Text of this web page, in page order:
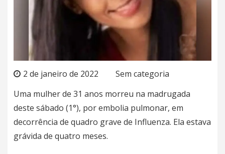
2 de janeiro de 2022
Sem categoria
Uma mulher de 31 anos morreu na madrugada
deste sábado (1°), por embolia pulmonar, em
decorrência de quadro grave de Influenza. Ela estava
grávida de quatro meses.